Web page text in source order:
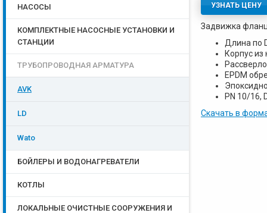
УЗНАТЬ ЦЕНУ
Задвижка
Длина по
Корпус из
EPDM
PN 10/16,
Скачать в
НАСОСЫ
КОМПЛЕКТНЫЕ НАСОСНЫЕ УСТАНОВКИ И
СТАНЦИИ
ТРУБОПРОВОДНАЯ АРМАТУРА
AVK
LD
Wato
БОЙЛЕРЫ И ВОДОНАГРЕВАТЕЛИ
КОТЛЫ
ЛОКАЛЬНЫЕ ОЧИСТНЫЕ СООРУЖЕНИЯ И